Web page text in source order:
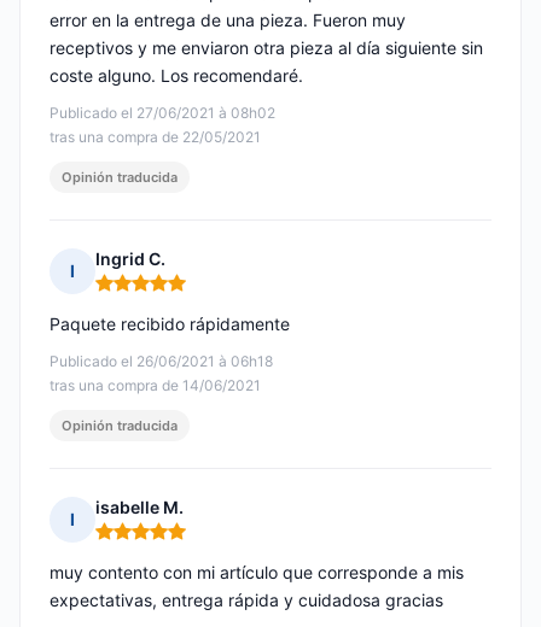
Publicado el 27/06/2021 à 08h02
tras una compra de 22/05/2021
error en la entrega de una pieza. Fueron muy
receptivos y me enviaron otra pieza al día siguiente sin
coste alguno. Los recomendaré.
Opinión traducida
I
Ingrid C.
Nota: 5 de 5
Publicado el 26/06/2021 à 06h18
tras una compra de 14/06/2021
Paquete recibido rápidamente
Opinión traducida
I
isabelle M.
Nota: 5 de 5
muy contento con mi artículo que corresponde a mis
expectativas, entrega rápida y cuidadosa gracias